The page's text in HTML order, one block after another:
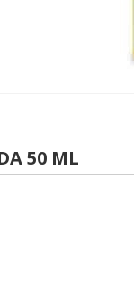
50 ML